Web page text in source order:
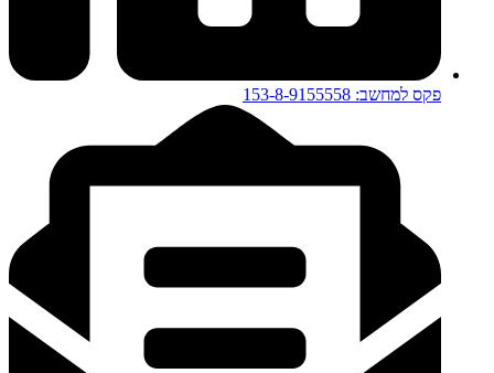
פקס למחשב: 153-8-9155558